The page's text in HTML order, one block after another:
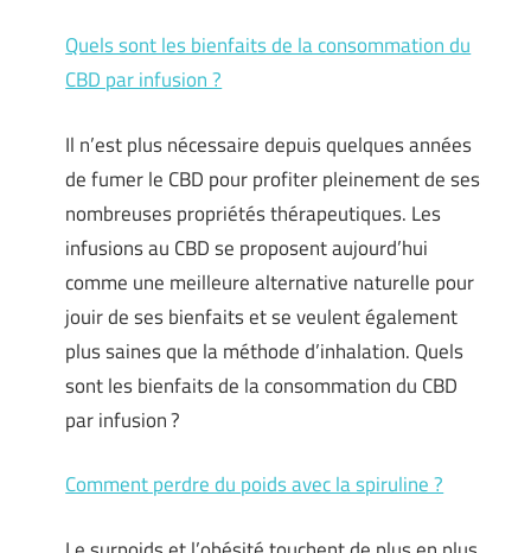
Quels sont les bienfaits de la consommation du
CBD par infusion ?
Il n’est plus nécessaire depuis quelques années
de fumer le CBD pour profiter pleinement de ses
nombreuses propriétés thérapeutiques. Les
infusions au CBD se proposent aujourd’hui
comme une meilleure alternative naturelle pour
jouir de ses bienfaits et se veulent également
plus saines que la méthode d’inhalation. Quels
sont les bienfaits de la consommation du CBD
par infusion ?
Comment perdre du poids avec la spiruline ?